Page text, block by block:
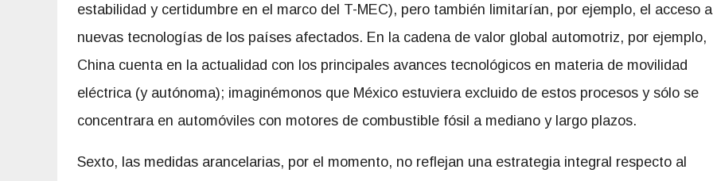
estabilidad y certidumbre en el marco del T-MEC), pero también limitarían, por ejemplo, el acceso a
nuevas tecnologías de los países afectados. En la cadena de valor global automotriz, por ejemplo,
China cuenta en la actualidad con los principales avances tecnológicos en materia de movilidad
eléctrica (y autónoma); imaginémonos que México estuviera excluido de estos procesos y sólo se
concentrara en automóviles con motores de combustible fósil a mediano y largo plazos.
Sexto, las medidas arancelarias, por el momento, no reflejan una estrategia integral respecto al